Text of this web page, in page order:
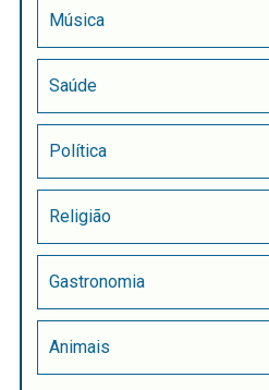
Música
Saúde
Política
Religião
Gastronomia
Animais